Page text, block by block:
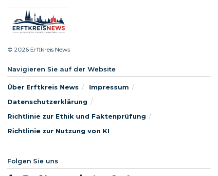
© 2026 Erftkreis News
Navigieren Sie auf der Website
Über Erftkreis News
Impressum
Datenschutzerklärung
Richtlinie zur Ethik und Faktenprüfung
Richtlinie zur Nutzung von KI
Folgen Sie uns